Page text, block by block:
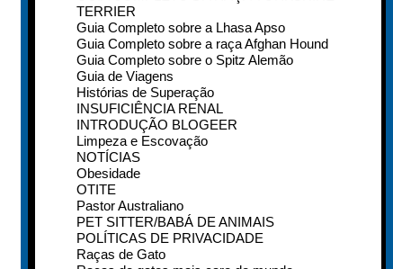
TERRIER
Guia Completo sobre a Lhasa Apso
Guia Completo sobre a raça Afghan Hound
Guia Completo sobre o Spitz Alemão
Guia de Viagens
Histórias de Superação
INSUFICIÊNCIA RENAL
INTRODUÇÃO BLOGEER
Limpeza e Escovação
NOTÍCIAS
Obesidade
OTITE
Pastor Australiano
PET SITTER/BABÁ DE ANIMAIS
POLÍTICAS DE PRIVACIDADE
Raças de Gato